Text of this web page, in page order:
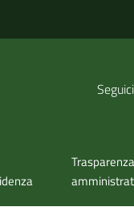
Trasparenza